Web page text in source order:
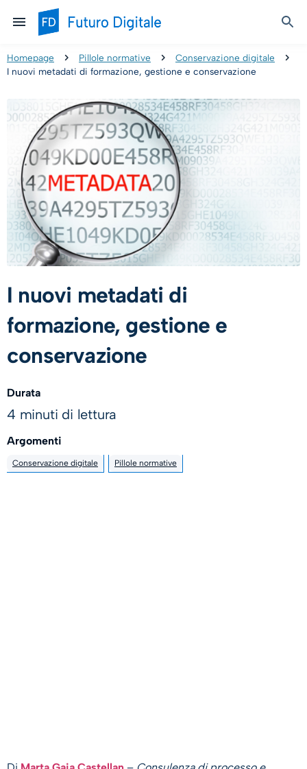
Homepage Pillole normative
Conservazione digitale
I nuovi metadati di formazione, gestione e conservazione
I nuovi metadati di
formazione, gestione e
conservazione
Durata
4 minuti di lettura
Argomenti
Conservazione digitale Pillole normative